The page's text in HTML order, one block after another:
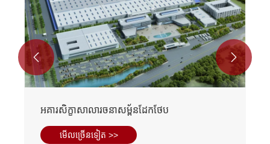
ឃ្លាំងដែកថែបដែលត្រៀមរួចជាស្រេច
មើល​ច្រើន​ទៀត >>
 